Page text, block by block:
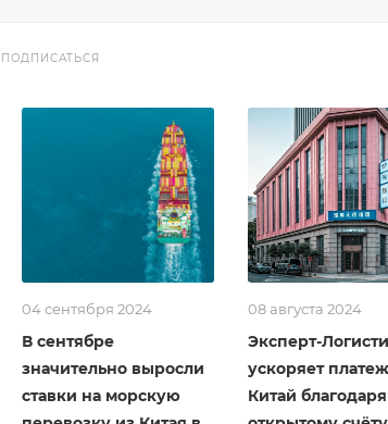
ПОДПИСАТЬСЯ
04 сентября 2024
В сентябре
значительно выросли
ставки на морскую
08 августа 2024
Эксперт-
ускоряет
Китай благодаря